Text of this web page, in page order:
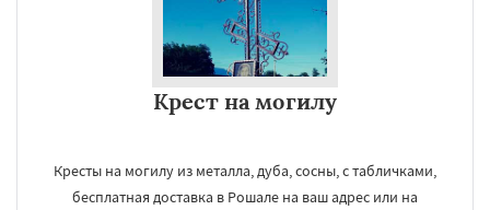
Крест на могилу
Кресты на могилу из металла, дуба, сосны, с табличками,
бесплатная доставка в Рошале на ваш адрес или на